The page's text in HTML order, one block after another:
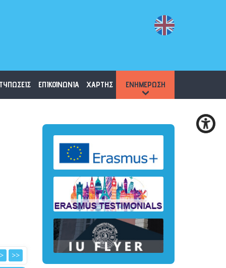
ΕΠΙΚΟΙΝΩΝΙΑ ΧΑΡΤΗΣ ΕΝΗΜΕΡΩΣΗ
> >>